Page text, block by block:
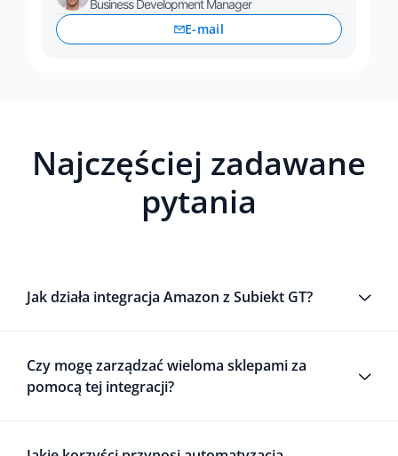
Business Development Manager
E-mail
Najczęściej zadawane
pytania
Jak działa integracja Amazon z Subiekt GT?
Czy mogę zarządzać wieloma sklepami za
pomocą tej integracji?